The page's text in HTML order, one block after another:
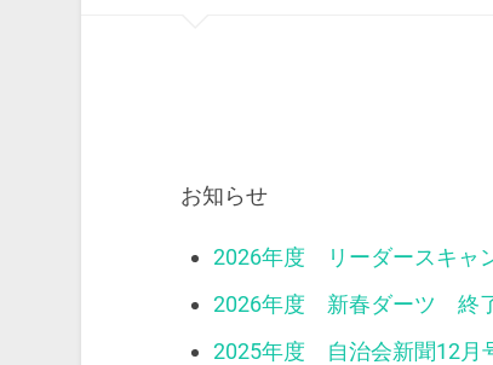
お知らせ
2026年度 リーダースキャ
2026年度 新春ダーツ 終
2025年度 自治会新聞12月